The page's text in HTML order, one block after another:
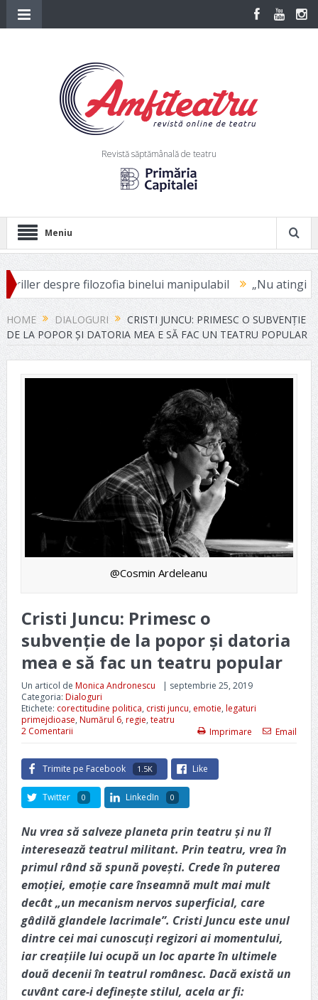
Revistă săptămânală de teatru
Meniu
filozofia binelui manipulabil „Nu atingi niciodată
HOME DIALOGURI
CRISTI JUNCU: PRIMESC O SUBVENȚIE
DE LA POPOR ȘI DATORIA MEA E SĂ FAC UN TEATRU POPULAR
@Cosmin Ardeleanu
Cristi Juncu: Primesc o
subvenție de la popor și datoria
mea e să fac un teatru popular
Un articol de Monica Andronescu | septembrie 25, 2019
Categoria: Dialoguri
Etichete: corectitudine politica, cristi juncu, emotie, legaturi
primejdioase, Numărul 6, regie, teatru
2 Comentarii
Imprimare Email
Trimite pe Facebook 1.5K Like
Twitter 0 LinkedIn 0
Nu vrea să salveze planeta prin teatru și nu îl
interesează teatrul militant. Prin teatru, vrea în
primul rând să spună povești. Crede în puterea
emoției, emoție care înseamnă mult mai mult
decât „un mecanism nervos superficial, care
gâdilă glandele lacrimale”. Cristi Juncu este unul
dintre cei mai cunoscuți regizori ai momentului,
iar creațiile lui ocupă un loc aparte în ultimele
două decenii în teatrul românesc. Dacă există un
cuvânt care-i definește stilul, acela ar fi: